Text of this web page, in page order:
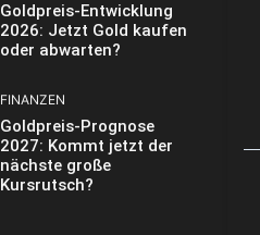
Goldpreis-Entwicklung
2026: Jetzt Gold kaufen
oder abwarten?
FINANZEN
Goldpreis-Prognose
2027: Kommt jetzt der
nächste große
Kursrutsch?